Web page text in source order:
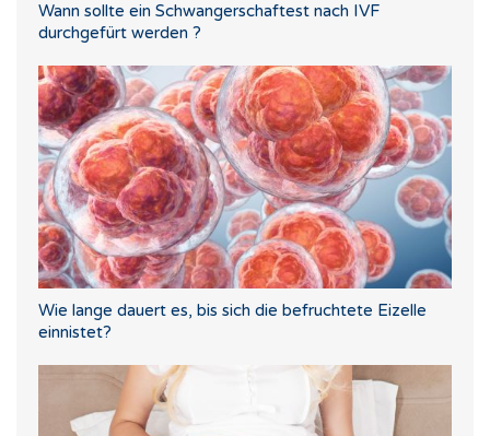
Wann sollte ein Schwangerschaftest nach IVF
durchgefürt werden ?
Wie lange dauert es, bis sich die befruchtete Eizelle
einnistet?